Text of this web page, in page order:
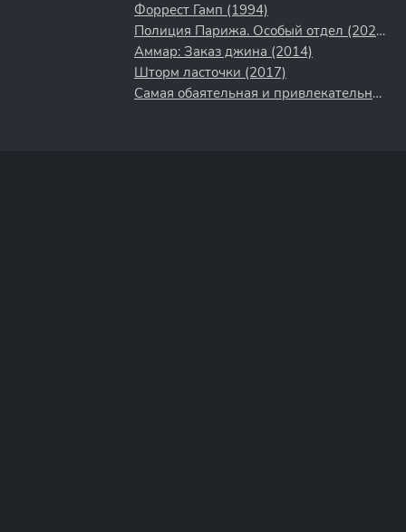
Форрест Гамп (1994)
Полиция Парижа. Особый отдел (2022)
Аммар: Заказ джина (2014)
Шторм ласточки (2017)
Самая обаятельная и привлекательная (1985)